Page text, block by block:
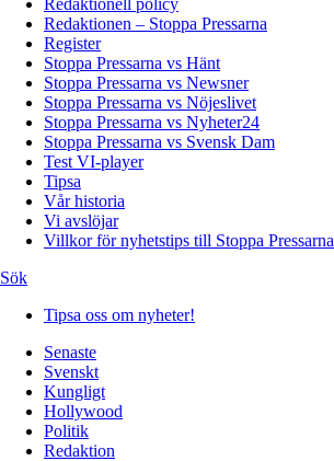
Redaktionell policy
Redaktionen – Stoppa Pressarna
Register
Stoppa Pressarna vs Hänt
Stoppa Pressarna vs Newsner
Stoppa Pressarna vs Nöjeslivet
Stoppa Pressarna vs Nyheter24
Stoppa Pressarna vs Svensk Dam
Test VI-player
Tipsa
Vår historia
Vi avslöjar
Villkor för nyhetstips till Stoppa Pressarna
Sök
Tipsa oss om nyheter!
Senaste
Svenskt
Kungligt
Hollywood
Politik
Redaktion